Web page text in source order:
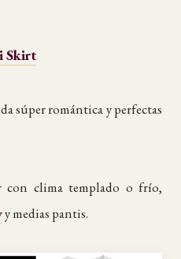
Skirt
súper romántica y perfectas
clima templado o frío,
y medias pantis.